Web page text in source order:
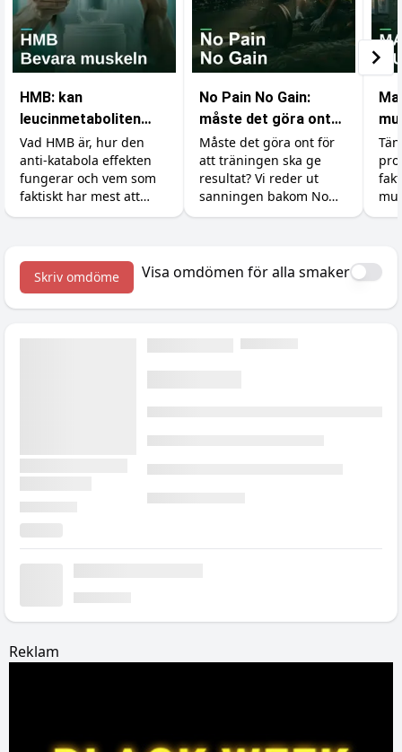
HMB: kan
leucinmetaboliten
skydda dina muskler?
Vad HMB är, hur den
anti-katabola effekten
fungerar och vem som
faktiskt har mest att
vinna på tillskottet.
No Pain No Gain:
måste det göra ont
för att bygga
muskler?
Måste det göra ont för
att träningen ska ge
resultat? Vi reder ut
sanningen bakom No
Pain No Gain, vad
maxar återhämtningen.
Skriv omdöme Visa omdömen för alla smaker
Reklam